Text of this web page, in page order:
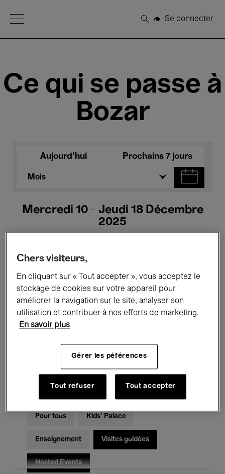
Open Menu
Rechercher
Se connecter
Ce qui se passe à
Bozar
Aujourd'hui Prochains 7 jours
Mois
Mercredi 10 - Jeudi 18 Décembre
2025
Tous les événements
Performances
Rencontres & Débats
Musique classique Global Music
Musique électronique
Pour tous Kids’ Palace
Enseignement Visites guidées
Hosted Events
Chers visiteurs,
En cliquant sur « Tout accepter », vous acceptez le
stockage de cookies sur votre appareil pour
améliorer la navigation sur le site, analyser son
utilisation et contribuer à nos efforts de marketing.
En savoir plus
Gérer les péférences
Tout refuser Tout accepter